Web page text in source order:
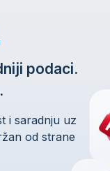
podaci.
i saradnju uz
od strane